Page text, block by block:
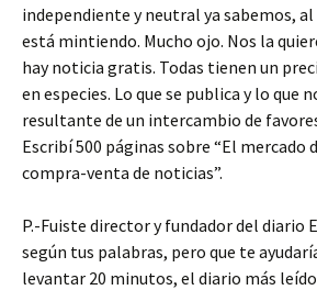
independiente y neutral ya sabemos,
está mintiendo. Mucho ojo. Nos la
hay noticia gratis. Todas tienen un
en especies. Lo que se publica y lo que
resultante de un intercambio de
Escribí 500 páginas sobre “El mercado
compra-venta de noticias”.
P.-Fuiste director y fundador del diario
según tus palabras, pero que te
levantar 20 minutos, el diario más leído